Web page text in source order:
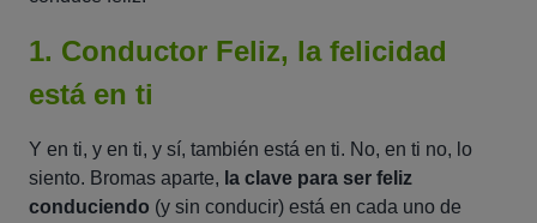
1. Conductor Feliz, la felicidad
está en ti
Y en ti, y en ti, y sí, también está en ti. No, en ti no, lo
siento. Bromas aparte, la clave para ser feliz
conduciendo (y sin conducir) está en cada uno de